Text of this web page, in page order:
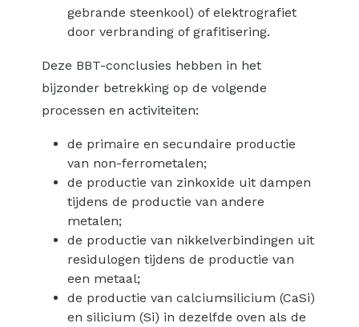
gebrande steenkool) of elektrografiet
door verbranding of grafitisering.
Deze BBT-conclusies hebben in het
bijzonder betrekking op de volgende
processen en activiteiten:
de primaire en secundaire productie
van non-ferrometalen;
de productie van zinkoxide uit dampen
tijdens de productie van andere
metalen;
de productie van nikkelverbindingen uit
residulogen tijdens de productie van
een metaal;
de productie van calciumsilicium (CaSi)
en silicium (Si) in dezelfde oven als de